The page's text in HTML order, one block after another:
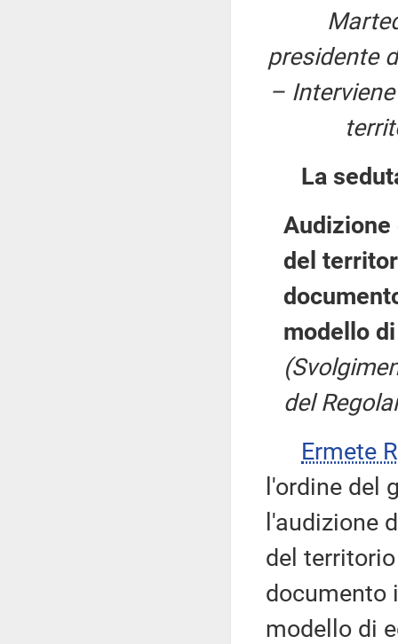
presidente
–
La
del
modello
del
Ermete
l'ordine del
l'audizione
del
documento
modello di